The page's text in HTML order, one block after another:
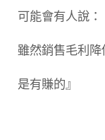
可能會有人說：
雖然銷售毛利
是有賺的』